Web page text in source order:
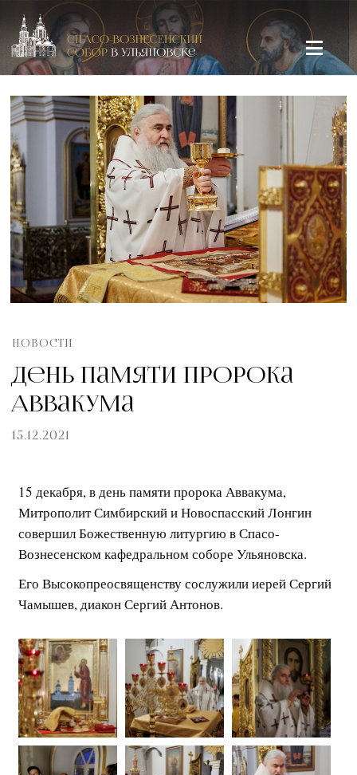
Спасо-Вознесенский кафедральный собор в Ульяновске
НОВОСТИ
День памяти пророка
Аввакума
15.12.2021
15 декабря, в день памяти пророка Аввакума,
Митрополит Симбирский и Новоспасский Лонгин
совершил Божественную литургию в Спасо-
Вознесенском кафедральном соборе Ульяновска.
Его Высокопреосвященству сослужили иерей Сергий
Чамышев, диакон Сергий Антонов.